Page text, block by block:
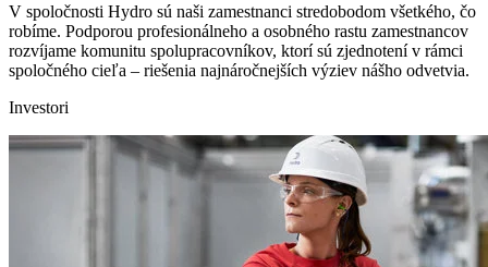
V spoločnosti Hydro sú naši zamestnanci stredobodom všetkého, čo
robíme. Podporou profesionálneho a osobného rastu zamestnancov
rozvíjame komunitu spolupracovníkov, ktorí sú zjednotení v rámci
spoločného cieľa – riešenia najnáročnejších výziev nášho odvetvia.
Investori